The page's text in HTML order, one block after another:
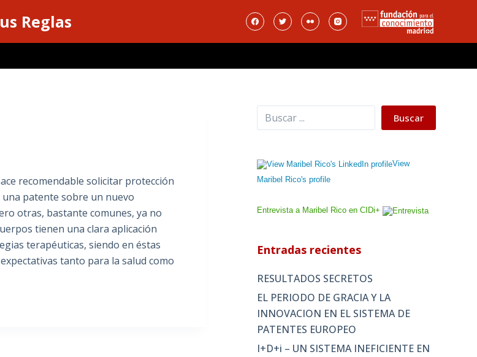
Reglas
recomendable solicitar protección
una patente sobre un nuevo
otras, bastante comunes, ya no
tienen una clara aplicación
terapéuticas, siendo en éstas
tanto para la salud como
Buscar Buscar
View
Maribel Rico's profile
Entrevista a Maribel Rico en CIDi+
Entradas recientes
RESULTADOS SECRETOS
EL PERIODO DE GRACIA Y LA
INNOVACION EN EL SISTEMA DE
PATENTES EUROPEO
I+D+i – UN SISTEMA INEFICIENTE EN